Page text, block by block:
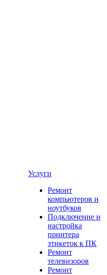
Услуги
Ремонт
компьютеров и
ноутбуков
Подключение и
настройка
принтера
этикеток к ПК
Ремонт
телевизоров
Ремонт